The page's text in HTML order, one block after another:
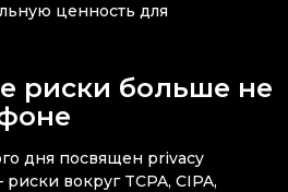
ценность для
риски больше не
дня посвящен privacy
вокруг TCPA, CIPA,